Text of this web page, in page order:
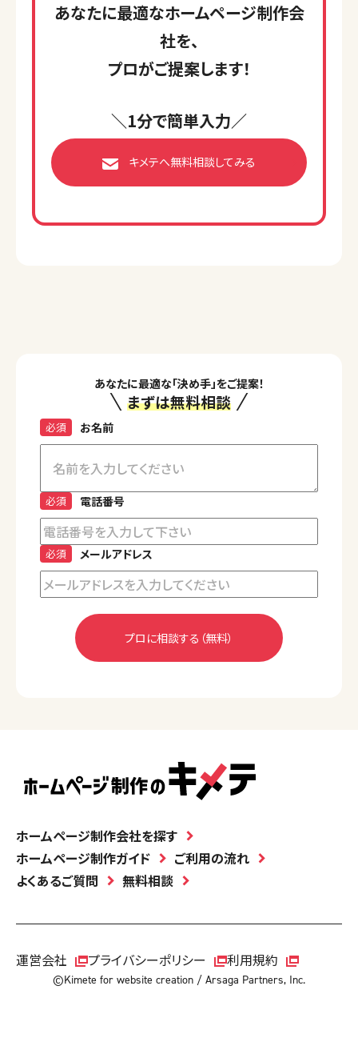
あなたに最適なホームページ制作会
社を、
プロがご提案します！
＼1分で簡単入力／
キメテへ無料相談してみる
あなたに最適な「決め手」をご提案！
まずは無料相談
お名前
必須
電話番号
必須
メールアドレス
必須
ホームページ制作会社を探す
ホームページ制作ガイド
ご利用の流れ
よくあるご質問
無料相談
運営会社 プライバシーポリシー 利用規約
©Kimete for website creation / Arsaga Partners, Inc.